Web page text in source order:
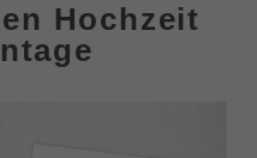
Hochzeit